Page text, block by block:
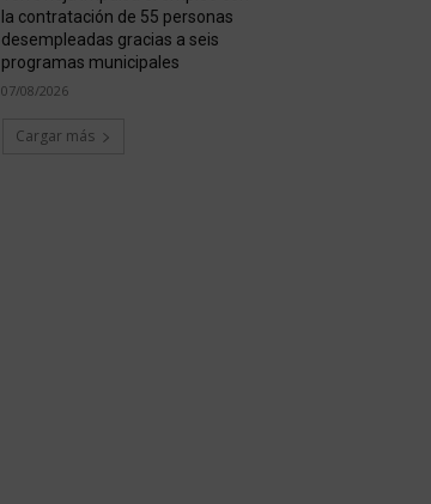
la contratación de 55 personas
desempleadas gracias a seis
programas municipales
07/08/2026
Cargar más